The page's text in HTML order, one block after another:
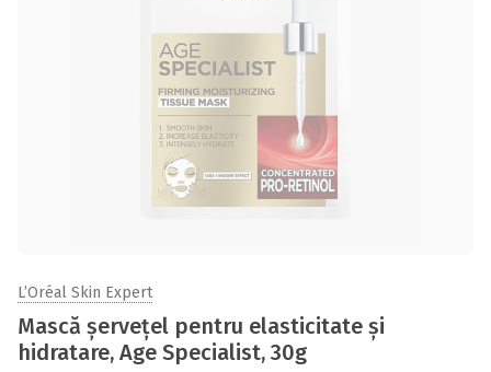
L’Oréal Skin Expert
Mască șervețel pentru elasticitate și
hidratare, Age Specialist, 30g